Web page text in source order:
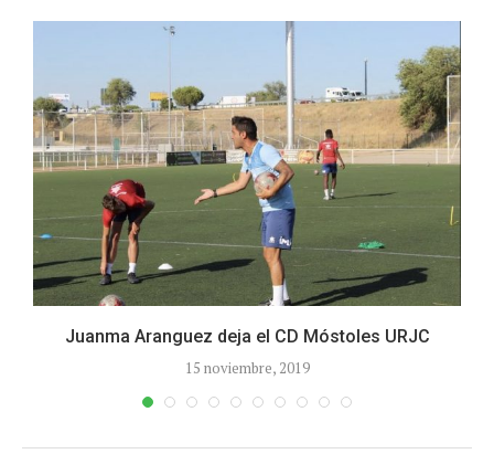
Juanma Aranguez deja el CD Móstoles URJC
15 noviembre, 2019